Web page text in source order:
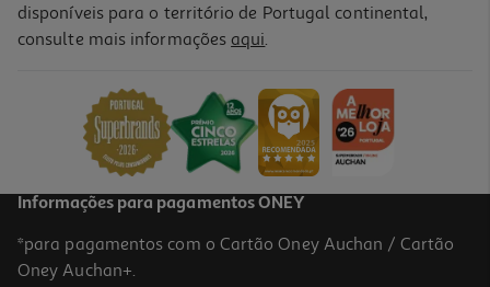
Placa A Gás Teka Hlx 640 Kba0e Ix Inox 60 Cm 4 Queimadores
179,99 €
disponíveis para o território de Portugal continental,
consulte mais informações aqui.
Informações para pagamentos ONEY
*para pagamentos com o Cartão Oney Auchan / Cartão
Oney Auchan+.